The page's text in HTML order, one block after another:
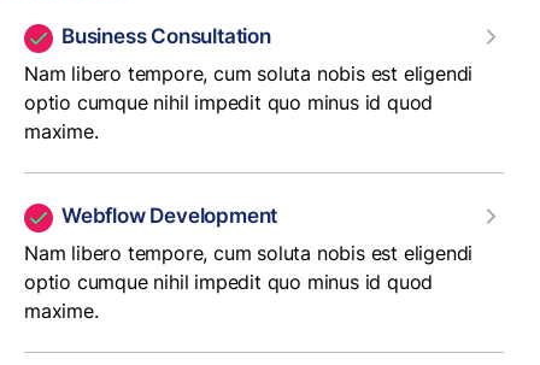
Business Consultation
Nam libero tempore, cum soluta nobis est eligendi
optio cumque nihil impedit quo minus id quod
maxime.
Webflow Development
Nam libero tempore, cum soluta nobis est eligendi
optio cumque nihil impedit quo minus id quod
maxime.